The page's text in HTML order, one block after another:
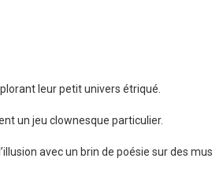
leur petit univers étriqué.
un jeu clownesque particulier.
avec un brin de poésie sur des